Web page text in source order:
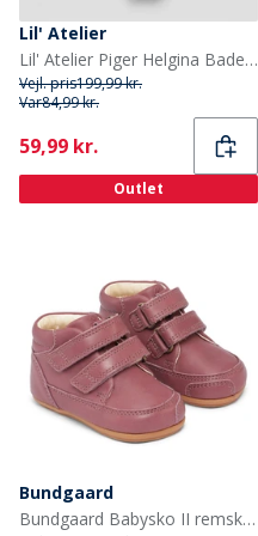
Lil' Atelier
Lil' Atelier Piger Helgina Badekjole Misty Rose
Vejl. pris199,99 kr.
Var84,99 kr.
Current
59,99 kr.
Outlet
Bundgaard
Bundgaard Babysko II remsko Dark Rose Ws